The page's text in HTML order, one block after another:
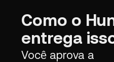
Como o
entrega
Você aprova a